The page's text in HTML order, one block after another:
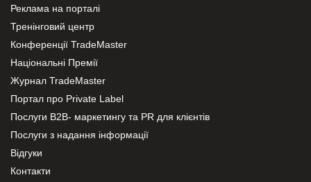
Реклама на порталі
Тренінговий центр
Конференції TradeMaster
Національні Премії
Журнал TradeMaster
Портал про Private Label
Послуги В2В- маркетингу та PR для клієнтів
Послуги з надання інформації
Відгуки
Контакти